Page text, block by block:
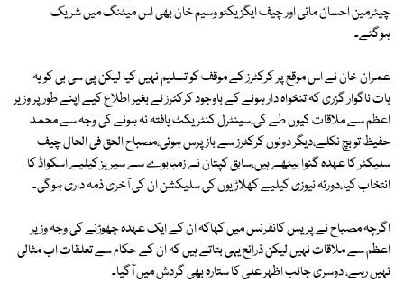
چیئرمین احسان مانی اور چیف ایگزیکٹو وسیم خان بھی اس میٹنگ میں شریک
ہوگئے۔
عمران خان نے اس موقع پر کرکٹرز کے موقف کو تسلیم نہیں کیا لیکن پی سی بی کو یہ
بات ناگوار گزری کہ تنخواہ دار ہونے کے باوجود کرکٹرز نے بغیر اطلاع کیے اپنے طور پر وزیر
اعظم سے ملاقات کیوں طے کی،سینٹرل کنٹریکٹ یافتہ نہ ہونے کی وجہ سے محمد
حفیظ تو بچ نکلے،دیگر دونوں کرکٹرز سے باز پرس ہوئی،مصباح الحق فی الحال چیف
سلیکٹر کا عہدہ گنوا بیٹھے ہیں،سابق کپتان نے زمبابوے سے سیریز کیلیے اسکواڈ کا
انتخاب کیا،دورئہ نیوزی کیلیے کھلاڑیوں کی سلیکشن ان کی آخری ذمہ داری ہوگی۔
اگرچہ مصباح نے پریس کانفرنس میں کہاکہ ان کے ایک عہدہ چھوڑنے کی وجہ وزیر
اعظم سے ملاقات نہیں لیکن ذرائع یہی بتاتے ہیں کہ ان کے حکام سے تعلقات اب مثالی
نہیں رہے، دوسری جانب اظہر علی کا ستارہ بھی گردش میں آگیا۔